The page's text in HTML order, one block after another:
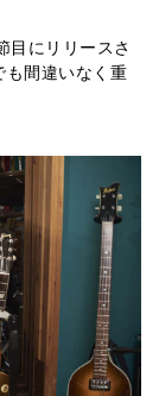
目にリリースさ
間違いなく重